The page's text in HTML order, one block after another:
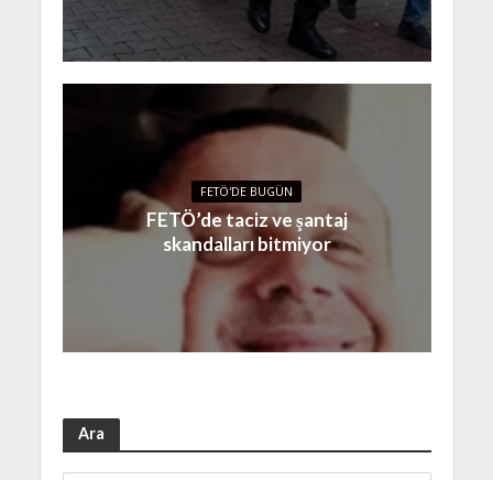
FETÖ'DE BUGÜN
FETÖ’de taciz ve şantaj
skandalları bitmiyor
Ara